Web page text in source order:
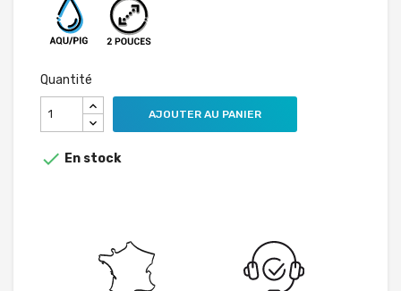
Quantité
AJOUTER AU PANIER
 En stock